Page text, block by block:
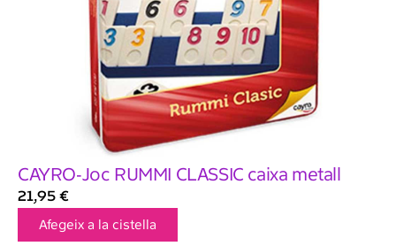
CAYRO-Joc RUMMI CLASSIC caixa metall
21,95 €
Afegeix a la cistella